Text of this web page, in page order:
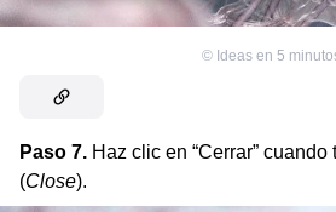
© Ideas en 5
Paso 7. Haz clic en “Cerrar”
(Close).